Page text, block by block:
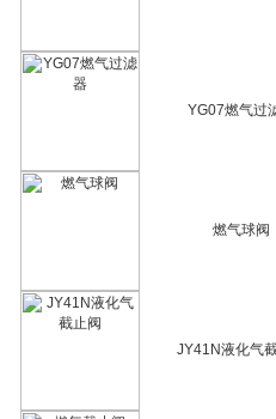
YG07燃气过
燃气球阀
JY41N液化气